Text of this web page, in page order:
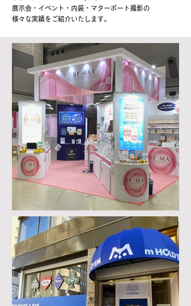
展示会・イベント・内装・マターポート撮影の
様々な実績をご紹介いたします。